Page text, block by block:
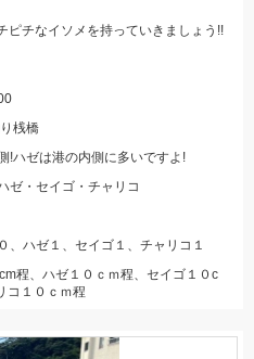
ピチなイソメを持っていきましょう!!
桟橋
!ハゼは港の内側に多いですよ!
ゼ・セイゴ・チャリコ
、ハゼ１、セイゴ１、チャリコ１
程、ハゼ１０ｃｍ程、セイゴ１０c
コ１０ｃｍ程